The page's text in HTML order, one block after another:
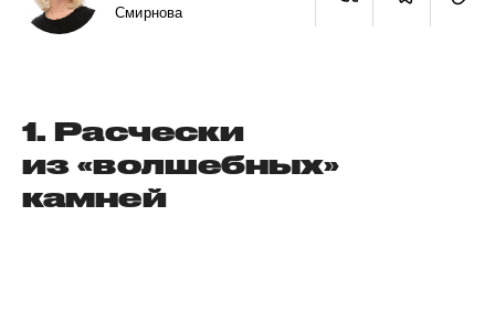
Смирнова
1. Расчески
из «волшебных»
камней